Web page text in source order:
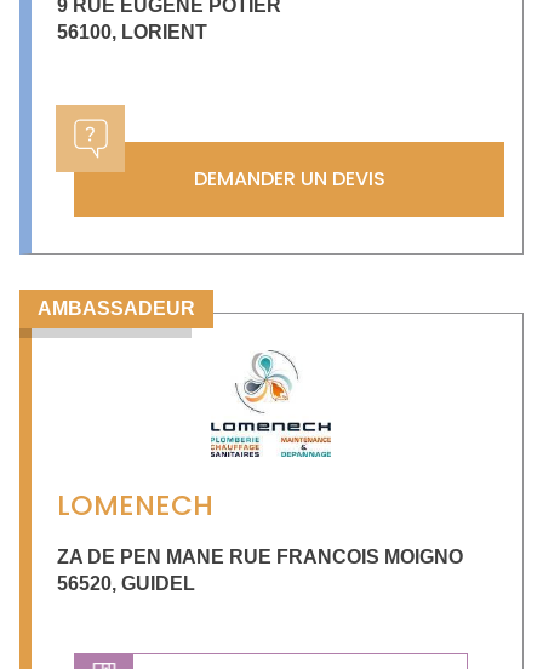
9 RUE EUGENE POTIER
56100, LORIENT
DEMANDER UN DEVIS
AMBASSADEUR
LOMENECH
ZA DE PEN MANE RUE FRANCOIS MOIGNO
56520, GUIDEL